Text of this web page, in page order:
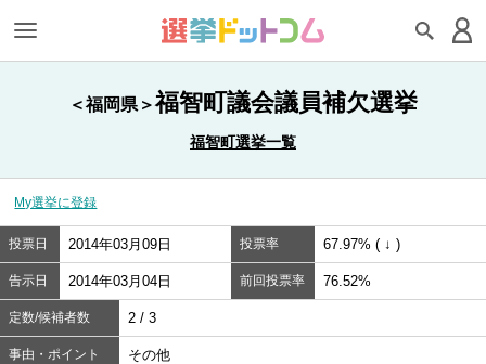
＜福岡県＞福智町議会議員補欠選挙
福智町選挙一覧
My選挙に登録
投票日 2014年03月09日 投票率 67.97% ( ↓ )
告示日 2014年03月04日 前回投票率 76.52%
定数/候補者数 2 / 3
事由・ポイント その他